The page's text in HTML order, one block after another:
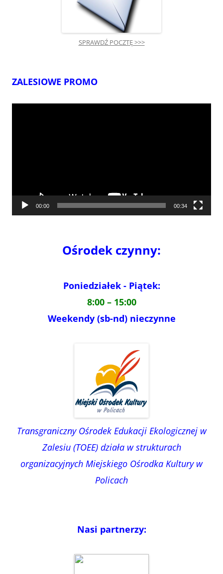
SPRAWDŹ POCZTĘ >>>
ZALESIOWE PROMO
Odtwarzacz
00:00 00:34
Ośrodek czynny:
Poniedziałek - Piątek:
8:00 – 15:00
Weekendy (sb-nd) nieczynne
Transgraniczny Ośrodek Edukacji Ekologicznej w
Zalesiu (TOEE) działa w strukturach
organizacyjnych Miejskiego Ośrodka Kultury w
Policach
Nasi partnerzy: